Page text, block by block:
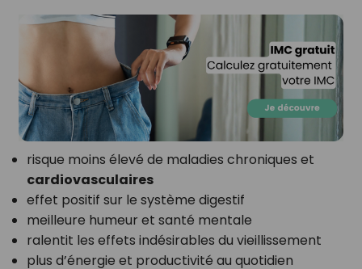
risque moins élevé de maladies chroniques et
cardiovasculaires
effet positif sur le système digestif
meilleure humeur et santé mentale
ralentit les effets indésirables du vieillissement
plus d’énergie et productivité au quotidien